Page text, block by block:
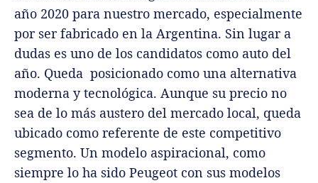
año 2020 para nuestro mercado, especialmente
por ser fabricado en la Argentina. Sin lugar a
dudas es uno de los candidatos como auto del
año. Queda posicionado como una alternativa
moderna y tecnológica. Aunque su precio no
sea de lo más austero del mercado local, queda
ubicado como referente de este competitivo
segmento. Un modelo aspiracional, como
siempre lo ha sido Peugeot con sus modelos